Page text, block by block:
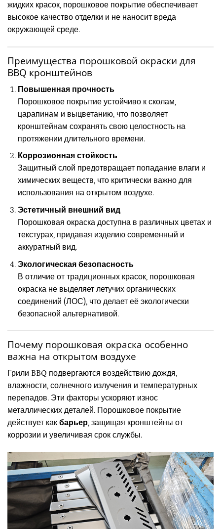
жидких красок, порошковое покрытие обеспечивает
высокое качество отделки и не наносит вреда
окружающей среде.
Преимущества порошковой окраски для
BBQ кронштейнов
Повышенная прочность
Порошковое покрытие устойчиво к сколам,
царапинам и выцветанию, что позволяет
кронштейнам сохранять свою целостность на
протяжении длительного времени.
Коррозионная стойкость
Защитный слой предотвращает попадание влаги и
химических веществ, что критически важно для
использования на открытом воздухе.
Эстетичный внешний вид
Порошковая окраска доступна в различных цветах и
текстурах, придавая изделию современный и
аккуратный вид.
Экологическая безопасность
В отличие от традиционных красок, порошковая
окраска не выделяет летучих органических
соединений (ЛОС), что делает её экологически
безопасной альтернативой.
Почему порошковая окраска особенно
важна на открытом воздухе
Грили BBQ подвергаются воздействию дождя,
влажности, солнечного излучения и температурных
перепадов. Эти факторы ускоряют износ
металлических деталей. Порошковое покрытие
действует как барьер, защищая кронштейны от
коррозии и увеличивая срок службы.